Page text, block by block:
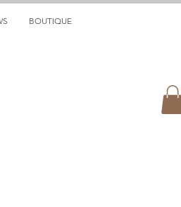
BOUTIQUE